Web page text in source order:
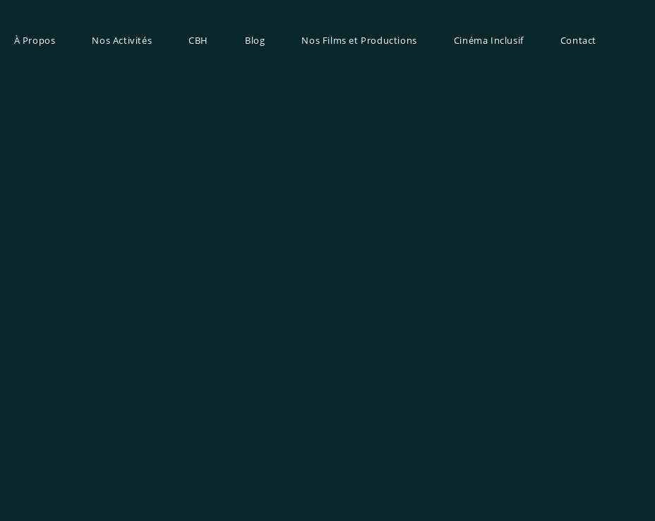
À Propos Nos Activités CBH Blog Nos Films et Productions Cinéma Inclusif Contact